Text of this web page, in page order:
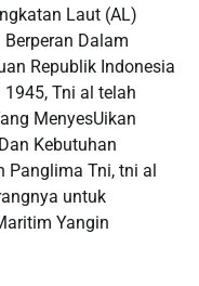
Laut (AL)
Dalam
Republik Indonesia
Tni al telah
MenyesUikan
Kebutuhan
Panglima Tni, tni al
untuk
Yangin